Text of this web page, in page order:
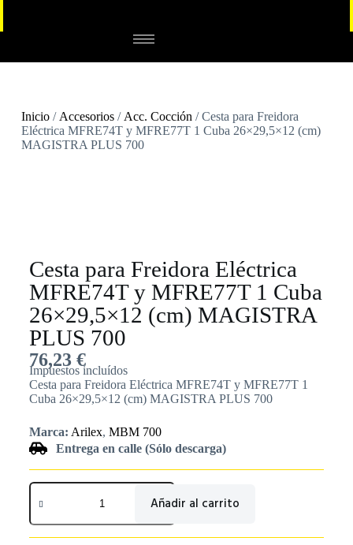
Inicio/ Accesorios/ Acc. Cocción / Cesta para Freidora
Eléctrica MFRE74T y MFRE77T 1 Cuba 26×29,5×12 (cm)
MAGISTRA PLUS 700
Cesta para Freidora Eléctrica
MFRE74T y MFRE77T 1 Cuba
26×29,5×12 (cm) MAGISTRA
PLUS 700
76,23 €
Impuestos incluídos
Cesta para Freidora Eléctrica MFRE74T y MFRE77T 1
Cuba 26×29,5×12 (cm) MAGISTRA PLUS 700
Marca: Arilex, MBM 700
Entrega en calle (Sólo descarga)
Añadir al carrito